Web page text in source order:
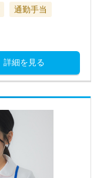
通勤手当
詳細を見る